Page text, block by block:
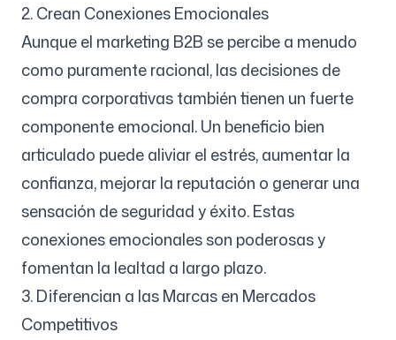
2. Crean Conexiones Emocionales
Aunque el marketing B2B se percibe a menudo
como puramente racional, las decisiones de
compra corporativas también tienen un fuerte
componente emocional. Un beneficio bien
articulado puede aliviar el estrés, aumentar la
confianza, mejorar la reputación o generar una
sensación de seguridad y éxito. Estas
conexiones emocionales son poderosas y
fomentan la lealtad a largo plazo.
3. Diferencian a las Marcas en Mercados
Competitivos